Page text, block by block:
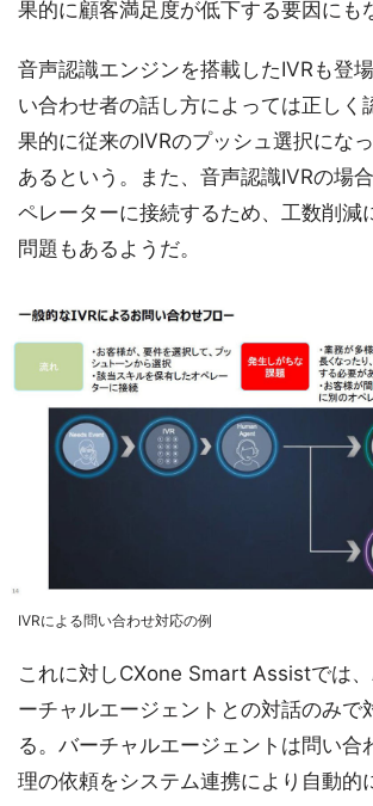
果的に顧客満足度が低下する要因にも
音声認識エンジンを搭載したIVRも登
い合わせ者の話し方によっては正しく
果的に従来のIVRのプッシュ選択にな
あるという。また、音声認識IVRの場
ペレーターに接続するため、工数削減
問題もあるようだ。
IVRによる問い合わせ対応の例
これに対しCXone Smart Assistでは
ーチャルエージェントとの対話のみで
る。バーチャルエージェントは問い合
理の依頼をシステム連携により自動的